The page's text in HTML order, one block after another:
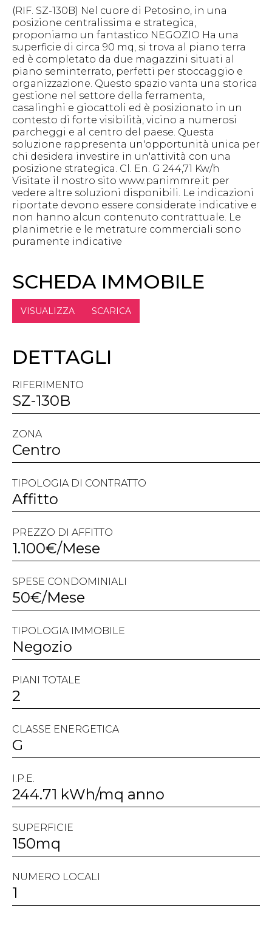
(RIF. SZ-130B) Nel cuore di Petosino, in una
posizione centralissima e strategica,
proponiamo un fantastico NEGOZIO Ha una
superficie di circa 90 mq, si trova al piano terra
ed è completato da due magazzini situati al
piano seminterrato, perfetti per stoccaggio e
organizzazione. Questo spazio vanta una storica
gestione nel settore della ferramenta,
casalinghi e giocattoli ed è posizionato in un
contesto di forte visibilità, vicino a numerosi
parcheggi e al centro del paese. Questa
soluzione rappresenta un'opportunità unica per
chi desidera investire in un'attività con una
posizione strategica. Cl. En. G 244,71 Kw/h
Visitate il nostro sito www.panimmre.it per
vedere altre soluzioni disponibili. Le indicazioni
riportate devono essere considerate indicative e
non hanno alcun contenuto contrattuale. Le
planimetrie e le metrature commerciali sono
puramente indicative
SCHEDA IMMOBILE
VISUALIZZA SCARICA
DETTAGLI
RIFERIMENTO
SZ-130B
ZONA
Centro
TIPOLOGIA DI CONTRATTO
Affitto
PREZZO DI AFFITTO
1.100€/Mese
SPESE CONDOMINIALI
50€/Mese
TIPOLOGIA IMMOBILE
Negozio
PIANI TOTALE
2
CLASSE ENERGETICA
G
I.P.E.
244.71 kWh/mq anno
SUPERFICIE
150mq
NUMERO LOCALI
1